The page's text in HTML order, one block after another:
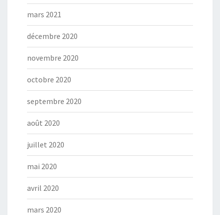
mars 2021
décembre 2020
novembre 2020
octobre 2020
septembre 2020
août 2020
juillet 2020
mai 2020
avril 2020
mars 2020